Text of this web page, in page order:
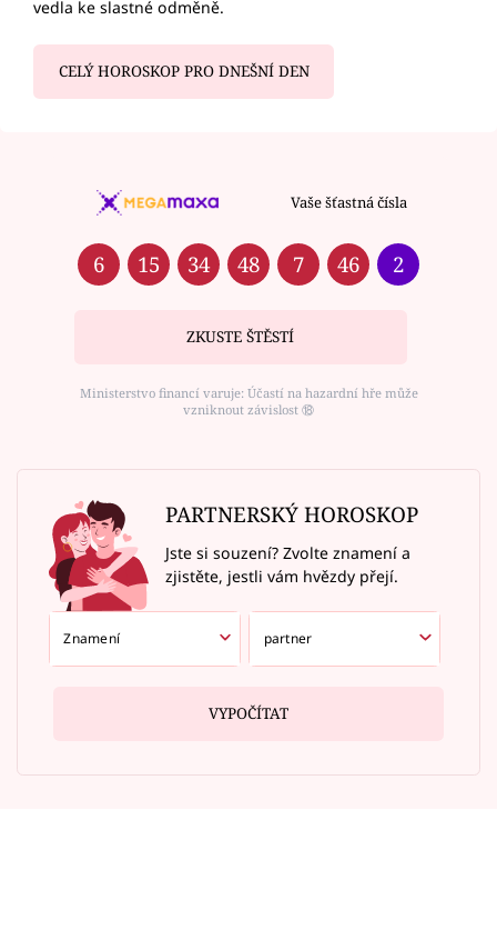
vedla ke slastné odměně.
CELÝ HOROSKOP PRO DNEŠNÍ DEN
Vaše šťastná čísla
6 15 34 48 7 46 2
ZKUSTE ŠTĚSTÍ
Ministerstvo financí varuje: Účastí na hazardní hře může
vzniknout závislost ⑱
PARTNERSKÝ HOROSKOP
Jste si souzení? Zvolte znamení a
zjistěte, jestli vám hvězdy přejí.
VYPOČÍTAT